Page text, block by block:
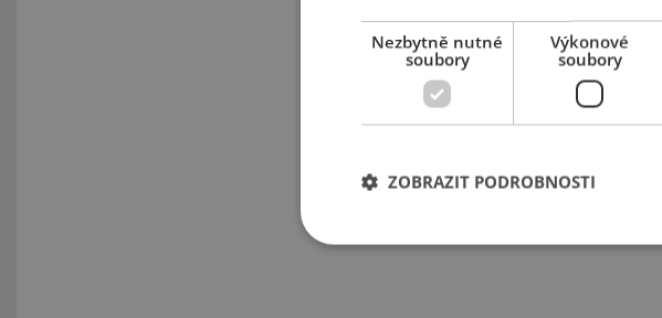
Nezbytně nutné
soubory
Výkonové
soubory
ZOBRAZIT PODROBNOSTI